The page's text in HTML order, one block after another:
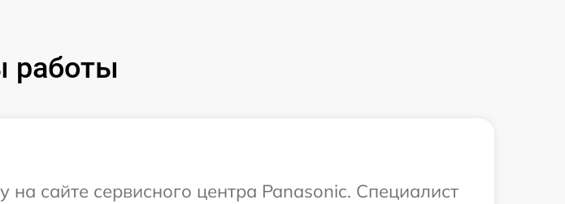
работы
сайте сервисного центра Panasonic. Специалист